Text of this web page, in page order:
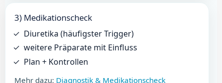
3) Medikationscheck
Diuretika (häufigster Trigger)
weitere Präparate mit Einfluss
Plan + Kontrollen
Mehr dazu: Diagnostik & Medikationscheck